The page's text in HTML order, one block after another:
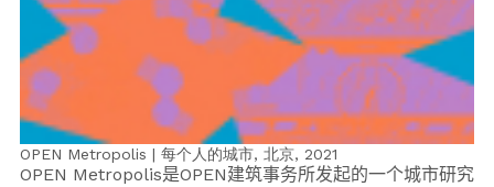
OPEN Metropolis | 每个人的城市, 北京, 2021
OPEN Metropolis是OPEN建筑事务所发起的一个城市研究